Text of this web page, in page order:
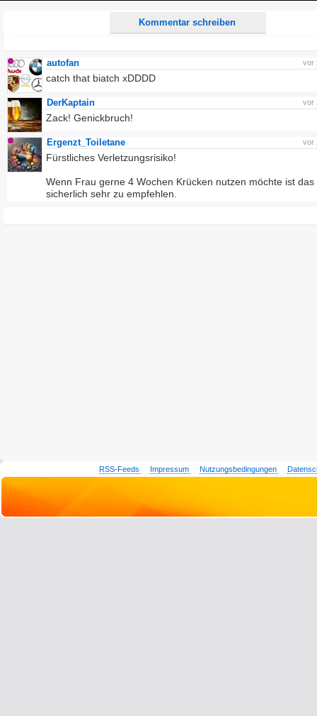
Kommentar schreiben
vor
autofan
catch that biatch xDDDD
vor
DerKaptain
Zack! Genickbruch!
vor
Ergenzt_Toiletane
Fürstliches Verletzungsrisiko!
Wenn Frau gerne 4 Wochen Krücken nutzen möchte ist das
sicherlich sehr zu empfehlen.
RSS-Feeds Impressum Nutzungsbedingungen